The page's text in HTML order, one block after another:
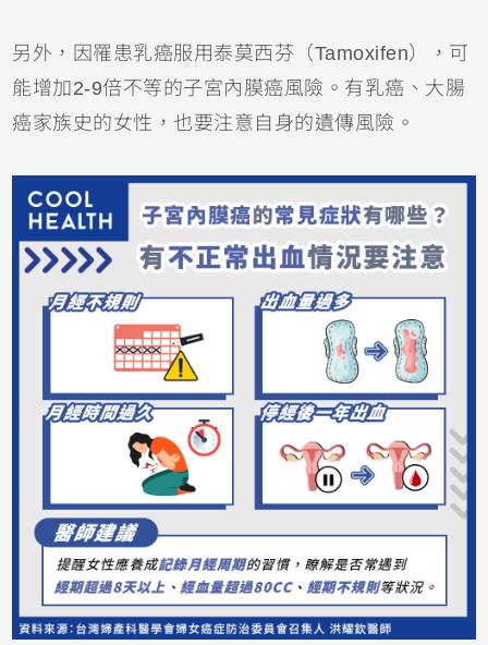
另外，因罹患乳癌服用泰莫西芬（Tamoxifen），可
能增加2-9倍不等的子宮內膜癌風險。有乳癌、大腸
癌家族史的女性，也要注意自身的遺傳風險。